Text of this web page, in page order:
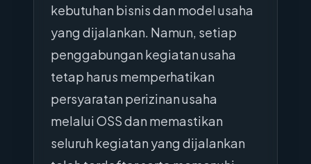
kebutuhan bisnis dan model usaha
yang dijalankan. Namun, setiap
penggabungan kegiatan usaha
tetap harus memperhatikan
persyaratan perizinan usaha
melalui OSS dan memastikan
seluruh kegiatan yang dijalankan